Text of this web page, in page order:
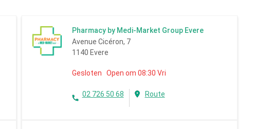
Pharmacy by Medi-Market Group Evere
Avenue Cicéron, 7
1140 Evere
Gesloten Open om 08:30 Vri
02 726 50 68 Route